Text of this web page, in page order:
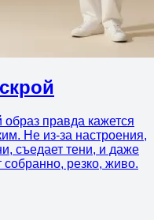
правда кажется
Не из-за настроения,
съедает тени, и даже
резко, живо.